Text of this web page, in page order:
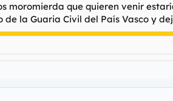
moromierda que quieren venir
de la Guaria Civil del País Vasco y